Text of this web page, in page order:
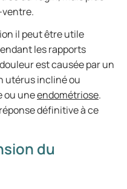
il peut être utile
les rapports
est causée par un
utérus incliné ou
ou uneendométriose.
définitive à ce
du